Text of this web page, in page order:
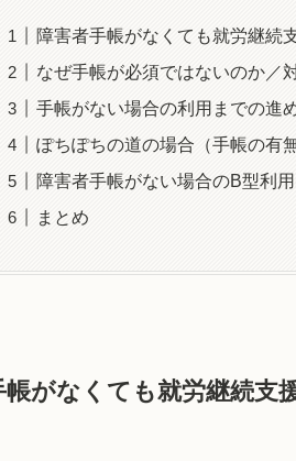
障害者手帳がなくても就労継続
なぜ手帳が必須ではないのか／
手帳がない場合の利用までの進
ぽちぽちの道の場合（手帳の有
障害者手帳がない場合のB型利
まとめ
帳がなくても就労継続